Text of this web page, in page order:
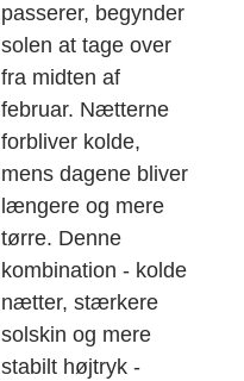
passerer, begynder
solen at tage over
fra midten af
februar. Nætterne
forbliver kolde,
mens dagene bliver
længere og mere
tørre. Denne
kombination - kolde
nætter, stærkere
solskin og mere
stabilt højtryk -